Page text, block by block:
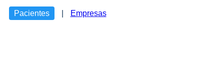
Pacientes Empresas